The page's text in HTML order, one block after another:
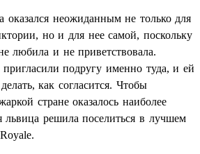
оказался неожиданным не только для
но и для нее самой, поскольку
любила и не приветствовала.
пригласили подругу именно туда, и ей
как согласится. Чтобы
стране оказалось наиболее
львица решила поселиться в лучшем